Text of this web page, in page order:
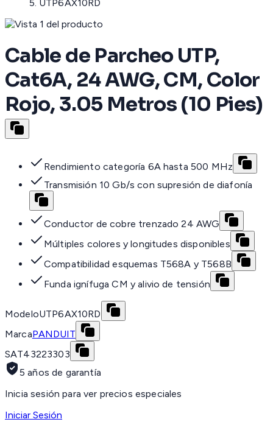
UTP6AX10RD
Cable de Parcheo UTP,
Cat6A, 24 AWG, CM, Color
Rojo, 3.05 Metros (10 Pies)
Rendimiento categoría 6A hasta 500 MHz
Transmisión 10 Gb/s con supresión de diafonía
Conductor de cobre trenzado 24 AWG
Múltiples colores y longitudes disponibles
Compatibilidad esquemas T568A y T568B
Funda ignífuga CM y alivio de tensión
ModeloUTP6AX10RD
MarcaPANDUIT
SAT43223303
5 años de garantía
Inicia sesión para ver precios especiales
Iniciar Sesión